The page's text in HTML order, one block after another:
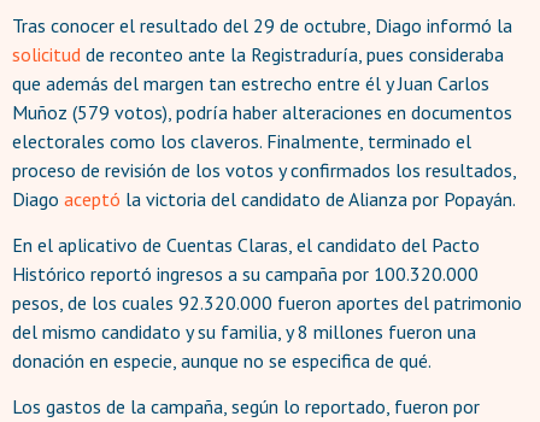
Tras conocer el resultado del 29 de octubre, Diago informó la
solicitud de reconteo ante la Registraduría, pues consideraba
que además del margen tan estrecho entre él y Juan Carlos
Muñoz (579 votos), podría haber alteraciones en documentos
electorales como los claveros. Finalmente, terminado el
proceso de revisión de los votos y confirmados los resultados,
Diago aceptó la victoria del candidato de Alianza por Popayán.
En el aplicativo de Cuentas Claras, el candidato del Pacto
Histórico reportó ingresos a su campaña por 100.320.000
pesos, de los cuales 92.320.000 fueron aportes del patrimonio
del mismo candidato y su familia, y 8 millones fueron una
donación en especie, aunque no se especifica de qué.
Los gastos de la campaña, según lo reportado, fueron por